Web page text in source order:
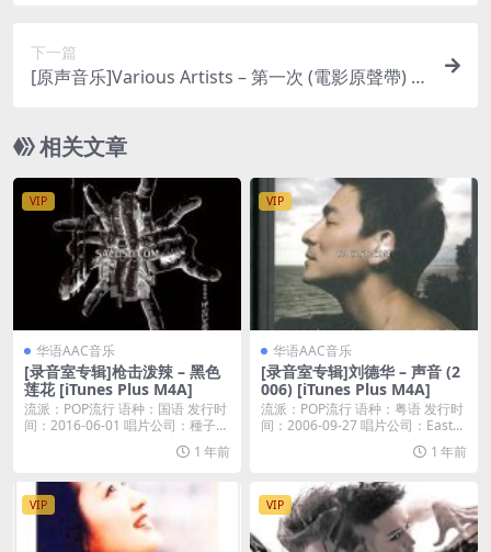
下一篇
[原声音乐]Various Artists – 第一次 (電影原聲帶) [i
相关文章
VIP
华语AAC音乐
[录音室专辑]枪击泼辣 – 黑色
莲花 [iTunes Plus M4A]
流派：POP流行 语种：国语 发行时
间：2016-06-01 唱片公司：種子音
1 年前
VIP
华语AAC音乐
[录音室专辑]刘德华 – 声音 (2
006) [iTunes Plus M4A]
流派：POP流行 语种：粤语 发行时
间：2006-09-27 唱片公司：East...
1 年前
VIP VIP